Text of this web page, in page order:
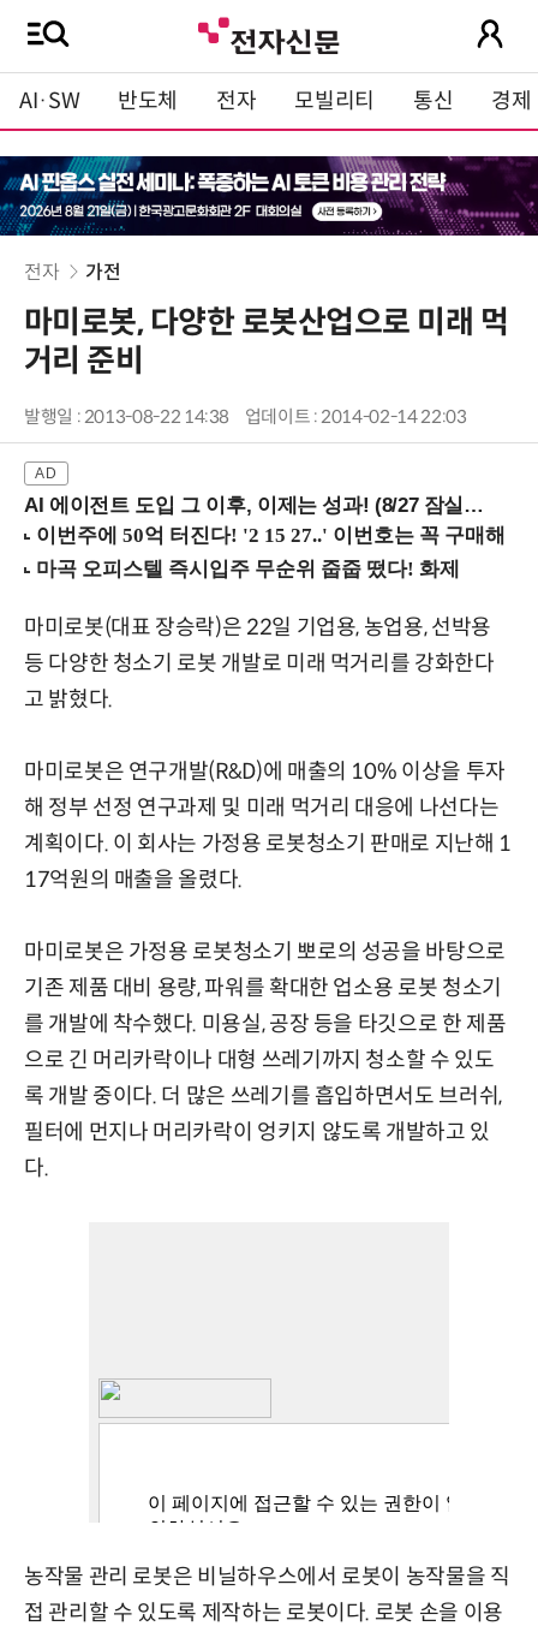
AI·SW 반도체 전자 모빌리티 통신 경제
전자 가전
마미로봇, 다양한 로봇산업으로 미래 먹
거리 준비
발행일 : 2013-08-22 14:38 업데이트 : 2014-02-14 22:03
AI 에이전트 도입 그 이후, 이제는 성과! (8/27 잠실역)
마미로봇(대표 장승락)은 22일 기업용, 농업용, 선박용
등 다양한 청소기 로봇 개발로 미래 먹거리를 강화한다
고 밝혔다.
마미로봇은 연구개발(R&D)에 매출의 10% 이상을 투자
해 정부 선정 연구과제 및 미래 먹거리 대응에 나선다는
계획이다. 이 회사는 가정용 로봇청소기 판매로 지난해 1
17억원의 매출을 올렸다.
마미로봇은 가정용 로봇청소기 뽀로의 성공을 바탕으로
기존 제품 대비 용량, 파워를 확대한 업소용 로봇 청소기
를 개발에 착수했다. 미용실, 공장 등을 타깃으로 한 제품
으로 긴 머리카락이나 대형 쓰레기까지 청소할 수 있도
록 개발 중이다. 더 많은 쓰레기를 흡입하면서도 브러쉬,
필터에 먼지나 머리카락이 엉키지 않도록 개발하고 있
다.
농작물 관리 로봇은 비닐하우스에서 로봇이 농작물을 직
접 관리할 수 있도록 제작하는 로봇이다. 로봇 손을 이용